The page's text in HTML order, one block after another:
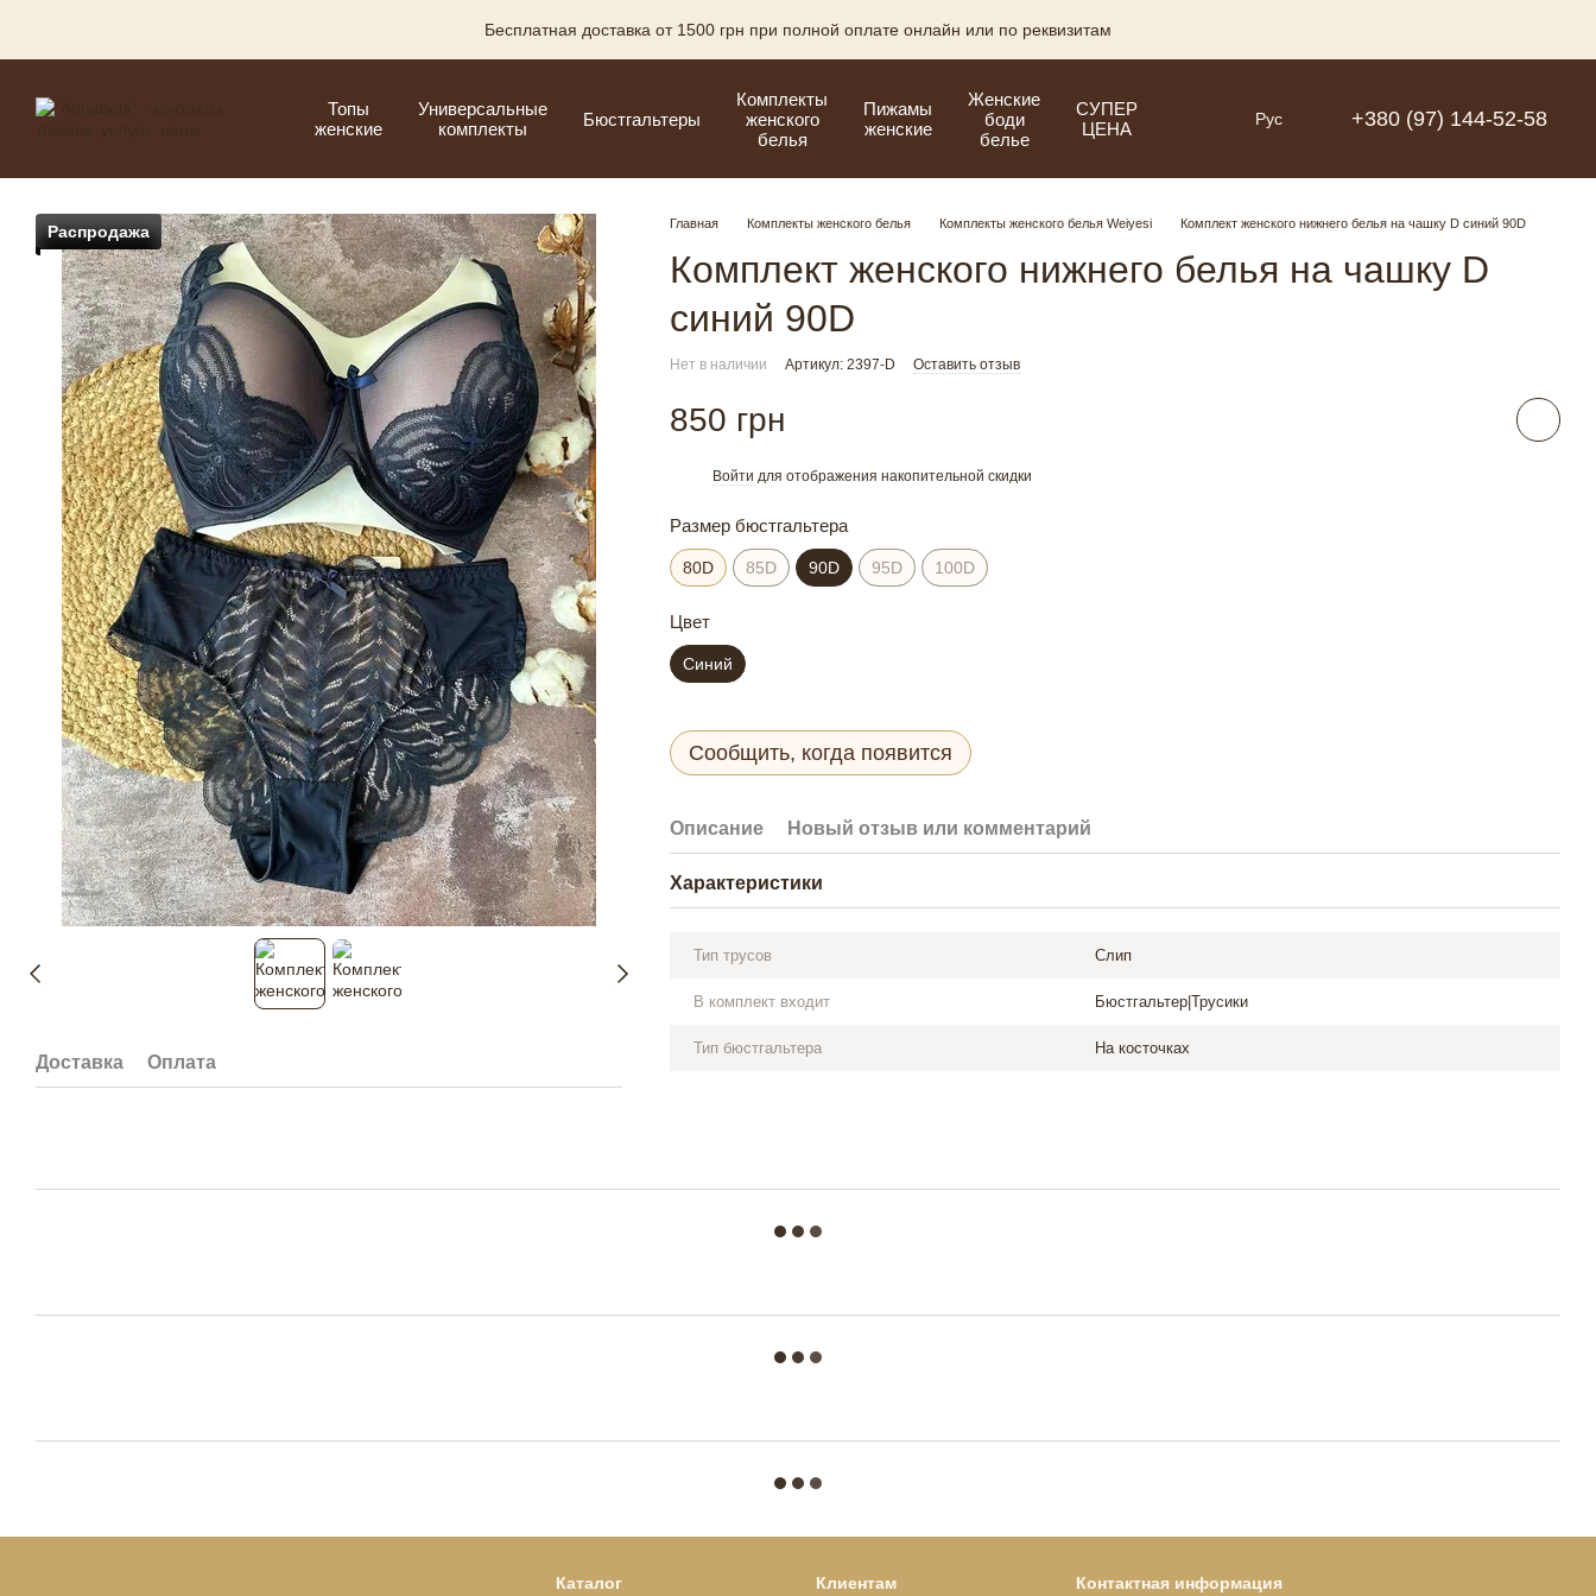
Бесплатная доставка от 1500 грн при полной оплате онлайн или по реквизитам
Топы
женские
Универсальные
комплекты
Бюстгальтеры
Комплекты
женского
белья
Пижамы
женские
Женские
боди
белье
СУПЕР
ЦЕНА
Рус +380 (97) 144-52-58
Распродажа
Доставка Оплата
Главная Комплекты женского белья Комплекты женского белья Weiyesi Комплект женского нижнего белья на чашку D синий 90D
Комплект женского нижнего белья на чашку D
синий 90D
Нет в наличии Артикул: 2397-D Оставить отзыв
850 грн
Войти для отображения накопительной скидки
Размер бюстгальтера
80D 85D 90D 95D 100D
Цвет
Синий
Сообщить, когда появится
Описание Новый отзыв или комментарий
Характеристики
Тип трусов Слип
В комплект входит Бюстгальтер|Трусики
Тип бюстгальтера На косточках
Каталог Клиентам Контактная информация